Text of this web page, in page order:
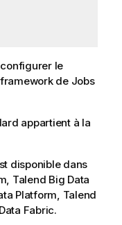
le
de Jobs
appartient à la
disponible dans
, Talend Big Data
Platform, Talend
Fabric.